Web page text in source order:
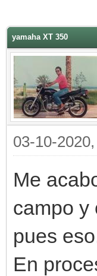
yamaha XT 350
03-10-
Me
campo y
pues
En